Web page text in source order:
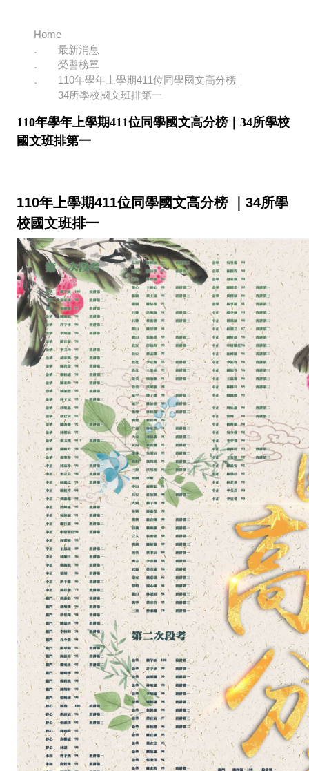
Home
最新消息
榮譽榜單
110年學年上學期411位同學國文高分榜｜
34所學校國文班排第一
110年學年上學期411位同學國文高分榜｜34所學校
國文班排第一
110年上學期411位同學國文高分榜 ｜34所學
校國文班排一